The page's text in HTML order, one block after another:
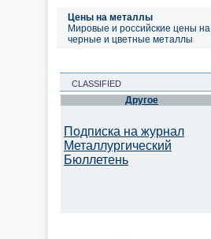
Цены на металлы
Мировые и российские цены на
черные и цветные металлы
CLASSIFIED
Другое
Подписка на журнал
Металлургический
Бюллетень